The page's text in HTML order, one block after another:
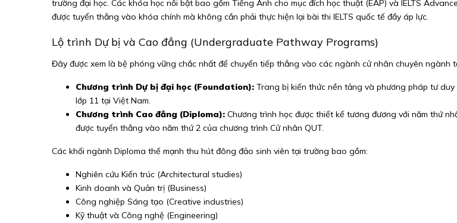
trường đại học. Các khóa học nổi bật bao gồm Tiếng Anh cho mục đích học thuật (EAP) và IELTS
được tuyển thẳng vào khóa chính mà không cần phải thực hiện lại bài thi IELTS quốc tế đầy áp lực.
Lộ trình Dự bị và Cao đẳng (Undergraduate Pathway Programs)
Đây được xem là bệ phóng vững chắc nhất để chuyển tiếp thẳng vào các ngành cử nhân chuyên ngành
Chương trình Dự bị đại học (Foundation): Trang bị kiến thức nền tảng và phương pháp tư
lớp 11 tại Việt Nam.
Chương trình Cao đẳng (Diploma): Chương trình học được thiết kế tương đương với năm thứ
được tuyển thẳng vào năm thứ 2 của chương trình Cử nhân QUT.
Các khối ngành Diploma thế mạnh thu hút đông đảo sinh viên tại trường bao gồm:
Nghiên cứu Kiến trúc (Architectural studies)
Kinh doanh và Quản trị (Business)
Công nghiệp Sáng tạo (Creative industries)
Kỹ thuật và Công nghệ (Engineering)